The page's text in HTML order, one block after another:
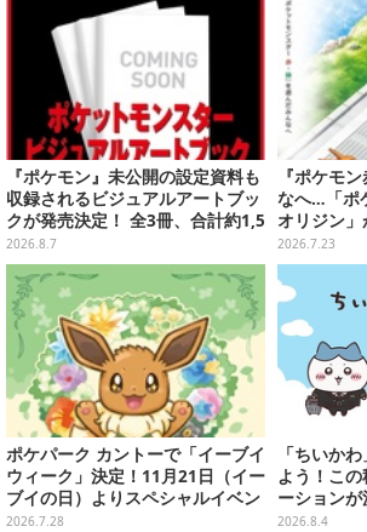
『ポケモン』未公開の設定資料も
収録されるビジュアルアートブッ
クが発売決定！ 全3冊、合計約1,5
00ページの大ボリュームでシリー
ズ30年を振り返る
2026.8.7
『ポケモ
なへ…「ポ
オリジン」
2・日曜ア
2026.7.23
ポケパーク カントーで「イーブイ
ウィーク」決定！11月21日（イー
ブイの日）よりスペシャルイベン
ト開催
2026.7.28
「ちいか
よう！こ
ーションが
2026.8.4